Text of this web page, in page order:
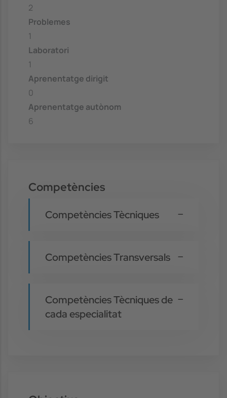
2
Problemes
1
Laboratori
1
Aprenentatge dirigit
0
Aprenentatge autònom
6
Competències
Competències Tècniques
Competències Transversals
Competències Tècniques de
cada especialitat